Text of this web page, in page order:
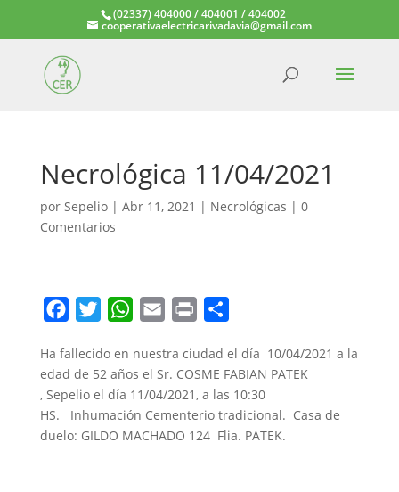
(02337) 404000 / 404001 / 404002
cooperativaelectricarivadavia@gmail.com
Necrológica 11/04/2021
por Sepelio| Abr 11, 2021 | Necrológicas | 0
Comentarios
c
e
b
o
i
t
t
e
W
a
t
s
A
a
i
l
i
n
t
m
p
a
r
Ha fallecido en nuestra ciudad el día 10/04/2021 a la
edad de 52 años el Sr. COSME FABIAN PATEK
, Sepelio el día 11/04/2021, a las 10:30
HS. Inhumación Cementerio tradicional. Casa de
duelo: GILDO MACHADO 124 Flia. PATEK.